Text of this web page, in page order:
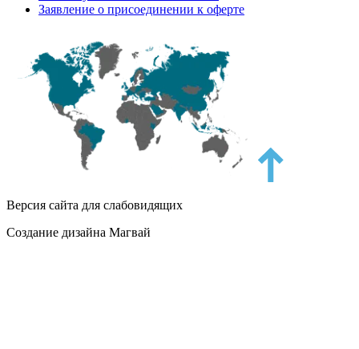
Заявление о присоединении к оферте
Версия сайта для слабовидящих
Создание дизайна Магвай